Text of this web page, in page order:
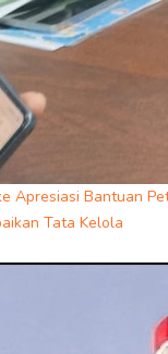
Apresiasi Bantuan
Tata Kelola